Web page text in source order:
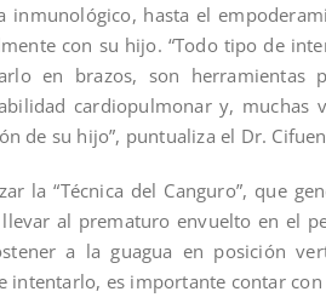
inmunológico, hasta el
con su hijo. “Todo tipo de
en brazos, son herramientas
cardiopulmonar y, muchas
de su hijo”, puntualiza el Dr.
la “Técnica del Canguro”, que
al prematuro envuelto en el
a la guagua en posición
intentarlo, es importante contar